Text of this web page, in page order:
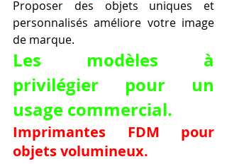
Proposer des objets uniques et
personnalisés améliore votre image
de marque.
Les modèles à
privilégier pour un
usage commercial.
Imprimantes FDM pour
objets volumineux.